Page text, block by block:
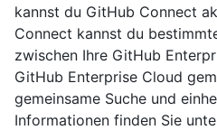
kannst du GitHub Connect
Connect kannst du
zwischen Ihre GitHub
GitHub Enterprise Cloud
gemeinsame Suche und
Informationen finden Sie